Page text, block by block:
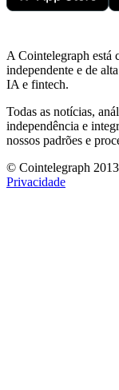
A Cointelegraph está
independente e de
IA e fintech.
Todas as notícias,
independência e
nossos padrões e
© Cointelegraph
Privacidade